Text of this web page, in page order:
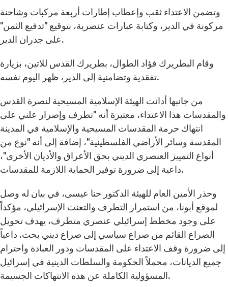
وتضمن الاعتداء ثقب وإعطاب إطارات أربعة مركبات وشاحنة
مركونة في الدير، وكتابة عبارات عنصرية، بتوقيع "تدفيع الثمن"
على جدران الدير.
وقام البطريرك فؤاد الطوال، بطريرك القدس للاتين، بزيارة
تفقدية وتضامنية إلى الدير، ظهر اليوم نفسه.
من جانبها أدانت الهيئة الإسلامية المسيحية لنصرة القدس
والمقدسات هذا الاعتداء، معتبرة أنه "تطرف وإصرار علني على
انتهاك حرمة المقدسات المسيحية والإسلامية في المدينة
المقدسة وسائر الأراضي الفلسطينية"، إضافة إلى أنه "نوع من
أنواع التمييز العنصري الديني بحق الأعراق والأديان الأخرى"،
داعية إلى ضرورة توفير الحماية اللازمة للمقدسات.
وحذر الأمين العام للهيئة الدكتور حنا عيسى، في بيان له وصل
لموقع أبونا، من استمرار التطرف والتعنت الإسرائيلي، مؤكداً
على وجود مخطط إسرائيلي عنصري متطرف، يهدف تحويل
الصراع القائم من صراع سياسي إلى صراع ديني بحت. داعياً
إلى ضرورة وقف الاعتداء على المقدسات ودور العبادة واحترام
جميع الديانات، محملاً الحكومة والسلطات الدينية في إسرائيل
المسؤولية الكاملة عن هذه الانتهاكات الجسيمة.